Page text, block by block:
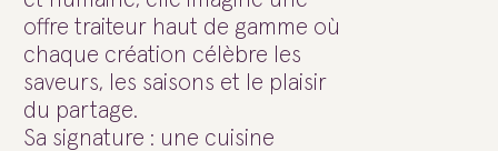
offre traiteur haut de gamme où
chaque création célèbre les
saveurs, les saisons et le plaisir
du partage.
Sa signature : une cuisine